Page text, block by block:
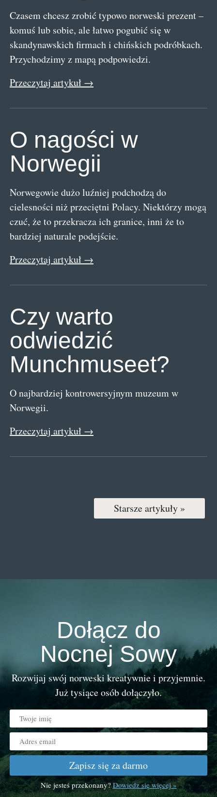
Czasem chcesz zrobić typowo norweski prezent –
komuś lub sobie, ale łatwo pogubić się w
skandynawskich firmach i chińskich podróbkach.
Przychodzimy z mapą podpowiedzi.
Przeczytaj artykuł →
O nagości w
Norwegii
Norwegowie dużo luźniej podchodzą do
cielesności niż przeciętni Polacy. Niektórzy mogą
czuć, że to przekracza ich granice, inni że to
bardziej naturale podejście.
Przeczytaj artykuł →
Czy warto
odwiedzić
Munchmuseet?
O najbardziej kontrowersyjnym muzeum w
Norwegii.
Przeczytaj artykuł →
Starsze artykuły »
Dołącz do
Nocnej Sowy
Rozwijaj swój norweski kreatywnie i przyjemnie.
Już tysiące osób dołączyło.
Zapisz się za darmo
Nie jesteś przekonany?Dowiedz się więcej »